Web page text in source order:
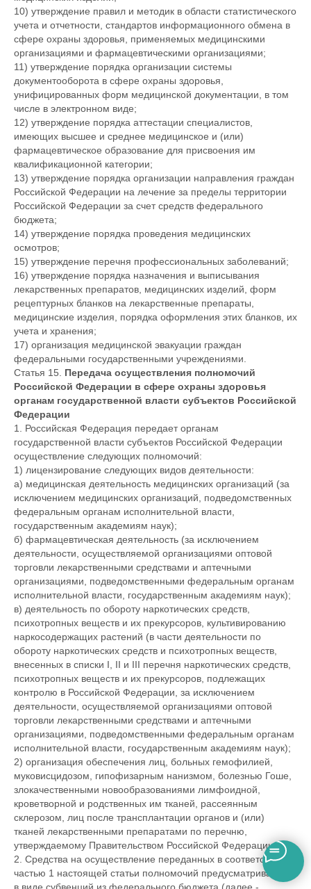
10) утверждение правил и методик в области статистического
учета и отчетности, стандартов информационного обмена в
сфере охраны здоровья, применяемых медицинскими
организациями и фармацевтическими организациями;
11) утверждение порядка организации системы
документооборота в сфере охраны здоровья,
унифицированных форм медицинской документации, в том
числе в электронном виде;
12) утверждение порядка аттестации специалистов,
имеющих высшее и среднее медицинское и (или)
фармацевтическое образование для присвоения им
квалификационной категории;
13) утверждение порядка организации направления граждан
Российской Федерации на лечение за пределы территории
Российской Федерации за счет средств федерального
бюджета;
14) утверждение порядка проведения медицинских
осмотров;
15) утверждение перечня профессиональных заболеваний;
16) утверждение порядка назначения и выписывания
лекарственных препаратов, медицинских изделий, форм
рецептурных бланков на лекарственные препараты,
медицинские изделия, порядка оформления этих бланков, их
учета и хранения;
17) организация медицинской эвакуации граждан
федеральными государственными учреждениями.
Статья 15. Передача осуществления полномочий
Российской Федерации в сфере охраны здоровья
органам государственной власти субъектов Российской
Федерации
1. Российская Федерация передает органам
государственной власти субъектов Российской Федерации
осуществление следующих полномочий:
1) лицензирование следующих видов деятельности:
а) медицинская деятельность медицинских организаций (за
исключением медицинских организаций, подведомственных
федеральным органам исполнительной власти,
государственным академиям наук);
б) фармацевтическая деятельность (за исключением
деятельности, осуществляемой организациями оптовой
торговли лекарственными средствами и аптечными
организациями, подведомственными федеральным органам
исполнительной власти, государственным академиям наук);
в) деятельность по обороту наркотических средств,
психотропных веществ и их прекурсоров, культивированию
наркосодержащих растений (в части деятельности по
обороту наркотических средств и психотропных веществ,
внесенных в списки I, II и III перечня наркотических средств,
психотропных веществ и их прекурсоров, подлежащих
контролю в Российской Федерации, за исключением
деятельности, осуществляемой организациями оптовой
торговли лекарственными средствами и аптечными
организациями, подведомственными федеральным органам
исполнительной власти, государственным академиям наук);
2) организация обеспечения лиц, больных гемофилией,
муковисцидозом, гипофизарным нанизмом, болезнью Гоше,
злокачественными новообразованиями лимфоидной,
кроветворной и родственных им тканей, рассеянным
склерозом, лиц после трансплантации органов и (или)
тканей лекарственными препаратами по перечню,
утверждаемому Правительством Российской Федерации.
2. Средства на осуществление переданных в соответствии с
частью 1 настоящей статьи полномочий предусматриваются